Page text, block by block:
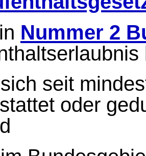
Nummer 2
seit
oder